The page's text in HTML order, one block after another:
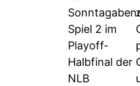
Spiel 2 im
Playoff-
Halbfinal der
NLB